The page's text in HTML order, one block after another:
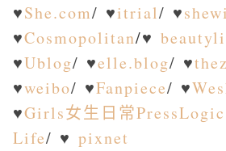
♥She.com/ ♥itrial/ ♥
♥Cosmopolitan/♥
♥Ublog/ ♥elle.blog/ ♥
♥weibo/ ♥Fanpiece/ ♥
♥Girls女生日常PressLogic
Life/ ♥ pixnet